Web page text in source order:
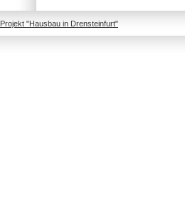
"Hausbau in Drensteinfurt"